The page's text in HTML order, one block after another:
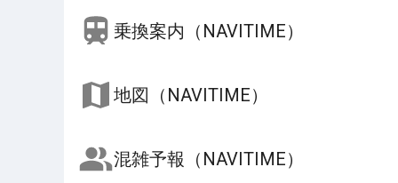
乗換案内（NAVITIME）
地図（NAVITIME）
混雑予報（NAVITIME）